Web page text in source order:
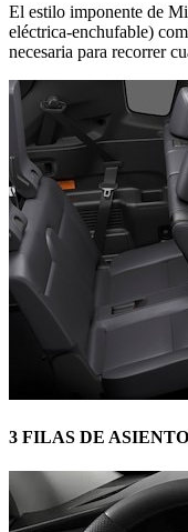
El estilo imponente de
eléctrica-enchufable)
necesaria para recorrer
3 FILAS DE